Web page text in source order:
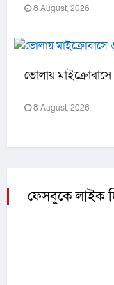
8 August, 2026
ভোলায়
8 August, 2026
ফেসবুকে লাইক